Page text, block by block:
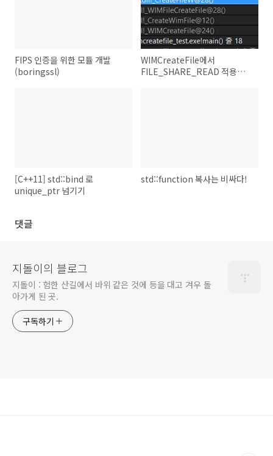
FIPS 인증을 위한 모듈 개발
(boringssl)
WIMCreateFile에서
FILE_SHARE_READ 적용하
[C++11] std::bind 로
unique_ptr 넘기기
std::function 복사는 비싸다!
댓글
지돌이의 블로그
지돌이 : 험한 산길에서 바위 같은 것에 등을 대고 겨우 돌
아가게 된 곳.
구독하기